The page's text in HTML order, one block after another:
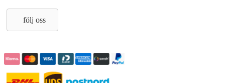
följ oss